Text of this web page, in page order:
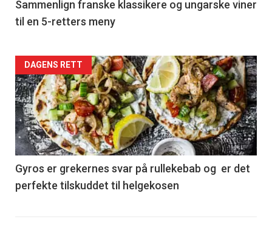
5
Sammenlign franske klassikere og ungarske viner
til en 5-retters meny
Forsiden
akkurat
nå
-
6
DAGENS RETT
Gyros er grekernes svar på rullekebab og er det
perfekte tilskuddet til helgekosen